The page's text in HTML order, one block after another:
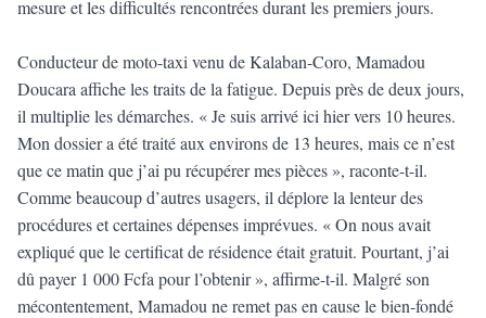
mesure et les difficultés rencontrées durant les premiers jours.
Conducteur de moto-taxi venu de Kalaban-Coro, Mamadou
Doucara affiche les traits de la fatigue. Depuis près de deux jours,
il multiplie les démarches. « Je suis arrivé ici hier vers 10 heures.
Mon dossier a été traité aux environs de 13 heures, mais ce n’est
que ce matin que j’ai pu récupérer mes pièces », raconte-t-il.
Comme beaucoup d’autres usagers, il déplore la lenteur des
procédures et certaines dépenses imprévues. « On nous avait
expliqué que le certificat de résidence était gratuit. Pourtant, j’ai
dû payer 1 000 Fcfa pour l’obtenir », affirme-t-il. Malgré son
mécontentement, Mamadou ne remet pas en cause le bien-fondé